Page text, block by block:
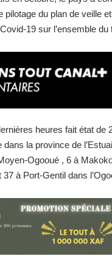
du plan de veille
19 sur l’ensemble
heures fait état
la province de
Ogooué , 6 à
à Port-Gentil dans